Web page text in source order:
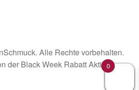
Alle Rechte vorbehalten.
der Black Week Rabatt Aktion
0